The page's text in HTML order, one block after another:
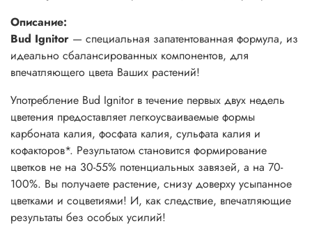
Описание:
Bud Ignitor — специальная запатентованная формула, из
идеально сбалансированных компонентов, для
впечатляющего цвета Ваших растений!
Употребление Bud Ignitor в течение первых двух недель
цветения предоставляет легкоусваиваемые формы
карбоната калия, фосфата калия, сульфата калия и
кофакторов*. Результатом становится формирование
цветков не на 30-55% потенциальных завязей, а на 70-
100%. Вы получаете растение, снизу доверху усыпанное
цветками и соцветиями! И, как следствие, впечатляющие
результаты без особых усилий!